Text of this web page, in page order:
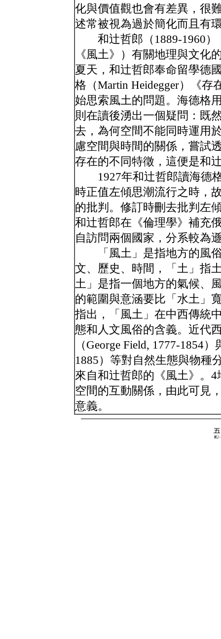
化與價值觀也會有差異，很
述常被視為過於簡化而且有
和辻哲郎（1889-1960）
《風土》）有關地理與文化
夏天，和辻哲郎奉命留學德
格（Martin Heidegger）《存
始思索風土的問題。海德格
則在讀後湧出一個疑問：既
去，為何空間不能同時運用
慮空間與時間的關係，嘗試
存在的不同特徵，這便是和
1927年和辻哲郎讀海德格
時正值左傾思潮流行之時，
的批判。修訂時刪去批判左
和辻哲郎在《倫理學》補充
自訪問兩個國家，分系較為
「風土」是指地方的風俗
文、歷史、時間，「土」指
土」是指一個地方的氣候、
的範圍與意涵要比「水土」
指出，「風土」在中西傳統
態和人文風俗的含義。近代
（George Field, 1777-1854
1885）等對自然生態與物種
來自和辻哲郎的《風土》。
空間的互動關係，由此可見
意義。